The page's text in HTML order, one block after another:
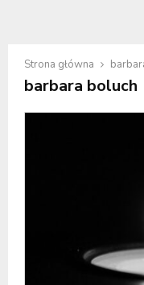
Strona główna
barbara boluch